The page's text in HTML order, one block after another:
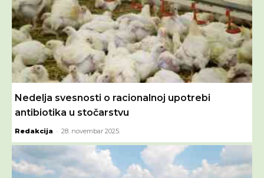
Nedelja svesnosti o racionalnoj upotrebi
antibiotika u stočarstvu
Redakcija - 28. novembar 2025.